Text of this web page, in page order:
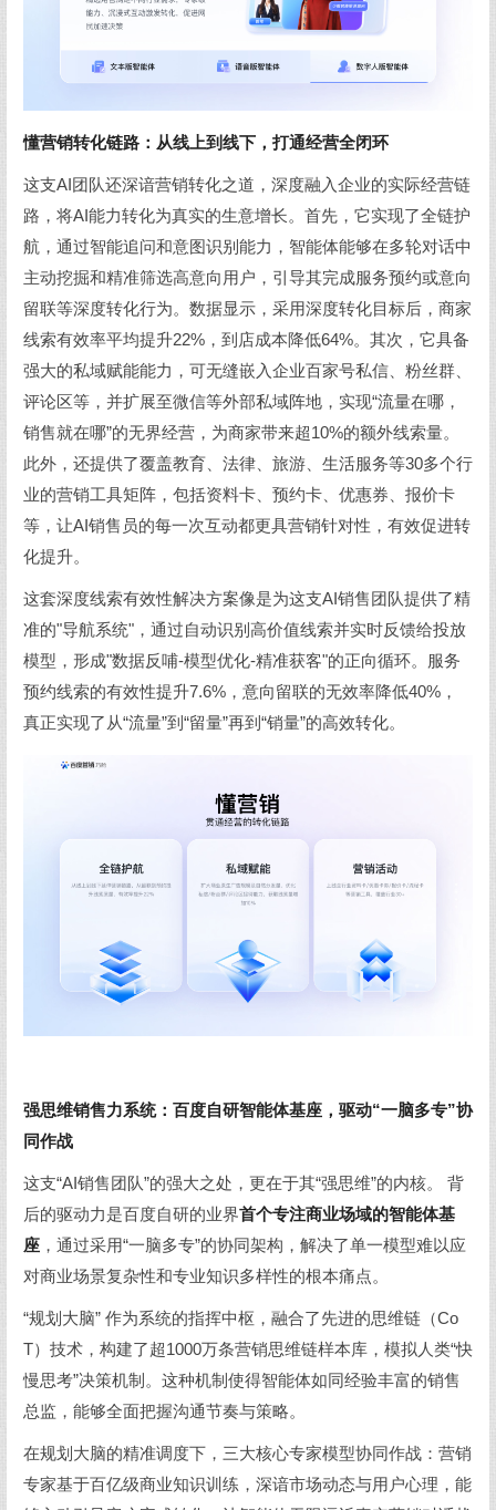
懂营销转化链路：从线上到线下，打通经营全闭环
这支AI团队还深谙营销转化之道，深度融入企业的实际经营链
路，将AI能力转化为真实的生意增长。首先，它实现了全链护
航，通过智能追问和意图识别能力，智能体能够在多轮对话中
主动挖掘和精准筛选高意向用户，引导其完成服务预约或意向
留联等深度转化行为。数据显示，采用深度转化目标后，商家
线索有效率平均提升22%，到店成本降低64%。其次，它具备
强大的私域赋能能力，可无缝嵌入企业百家号私信、粉丝群、
评论区等，并扩展至微信等外部私域阵地，实现“流量在哪，
销售就在哪”的无界经营，为商家带来超10%的额外线索量。
此外，还提供了覆盖教育、法律、旅游、生活服务等30多个行
业的营销工具矩阵，包括资料卡、预约卡、优惠券、报价卡
等，让AI销售员的每一次互动都更具营销针对性，有效促进转
化提升。
这套深度线索有效性解决方案像是为这支AI销售团队提供了精
准的"导航系统"，通过自动识别高价值线索并实时反馈给投放
模型，形成"数据反哺-模型优化-精准获客"的正向循环。服务
预约线索的有效性提升7.6%，意向留联的无效率降低40%，
真正实现了从“流量”到“留量”再到“销量”的高效转化。
强思维销售力系统：百度自研智能体基座，驱动“一脑多专”协
同作战
这支“AI销售团队”的强大之处，更在于其“强思维”的内核。 背
后的驱动力是百度自研的业界首个专注商业场域的智能体基
座 ，通过采用“一脑多专”的协同架构，解决了单一模型难以应
对商业场景复杂性和专业知识多样性的根本痛点。
“规划大脑” 作为系统的指挥中枢，融合了先进的思维链（Co
T）技术，构建了超1000万条营销思维链样本库，模拟人类“快
慢思考”决策机制。这种机制使得智能体如同经验丰富的销售
总监，能够全面把握沟通节奏与策略。
在规划大脑的精准调度下，三大核心专家模型协同作战：营销
专家基于百亿级商业知识训练，深谙市场动态与用户心理，能